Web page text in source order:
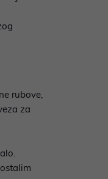
rubove,
za